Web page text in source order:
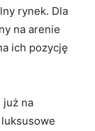
rynek. Dla
na⁣ arenie
ich‍ pozycję
już⁢ na